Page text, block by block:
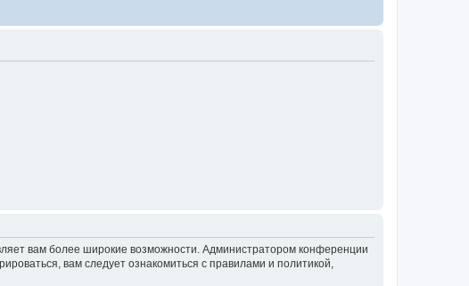
вам более широкие возможности. Администратором конференции
вам следует ознакомиться с правилами и политикой,